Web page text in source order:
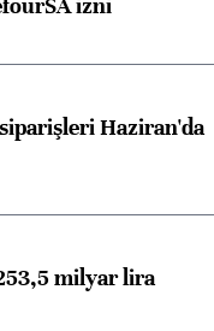
Haziran'da
milyar lira